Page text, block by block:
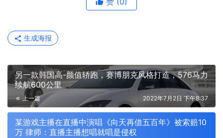
生成海报
另一款韩国高-颜值轿跑，赛博朋克风格打造，576马力
续航600公里
上一篇 2022年7月2日 下午8:37
某游戏主播在直播中演唱《向天再借五百年》被索赔10
万 律师：直播主播想唱就唱是侵权